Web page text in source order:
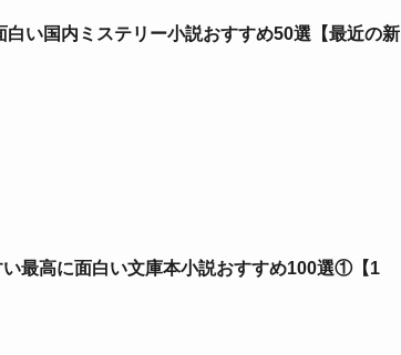
白い国内ミステリー小説おすすめ50選【最近の新
い最高に面白い文庫本小説おすすめ100選①【1